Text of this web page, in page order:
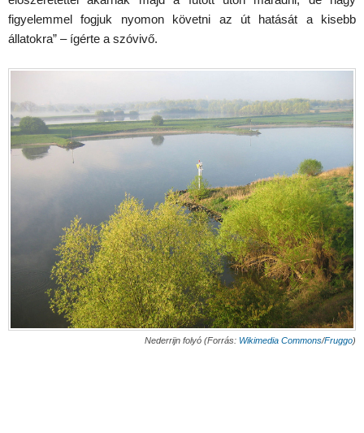
figyelemmel fogjuk nyomon követni az út hatását a kisebb
állatokra” – ígérte a szóvivő.
Nederrijn folyó (Forrás: Wikimedia Commons/Fruggo)